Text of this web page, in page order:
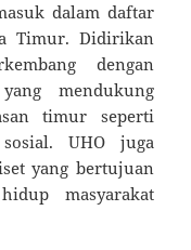
dalam daftar
Timur. Didirikan
dengan
mendukung
timur seperti
UHO juga
yang bertujuan
masyarakat